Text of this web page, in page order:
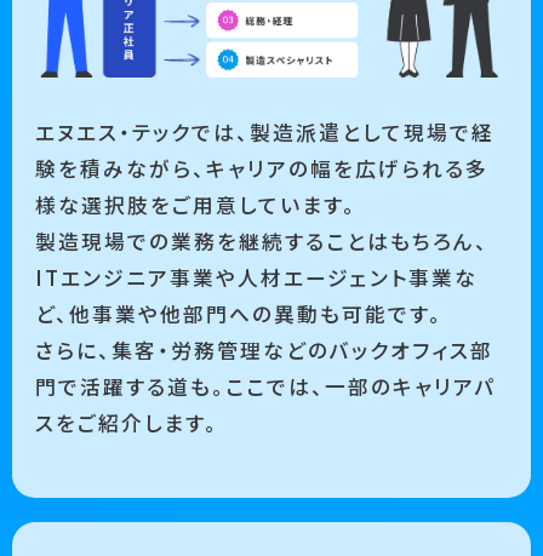
エヌエス・テックでは、製造派遣として現場で経
験を積みながら、キャリアの幅を広げられる多
様な選択肢をご用意しています。
製造現場での業務を継続することはもちろん、
ITエンジニア事業や人材エージェント事業な
ど、他事業や他部門への異動も可能です。
さらに、集客・労務管理などのバックオフィス部
門で活躍する道も。ここでは、一部のキャリアパ
スをご紹介します。